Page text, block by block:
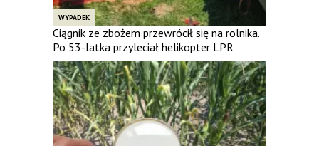
WYPADEK
Ciągnik ze zbożem przewrócił się na rolnika.
Po 53-latka przyleciał helikopter LPR